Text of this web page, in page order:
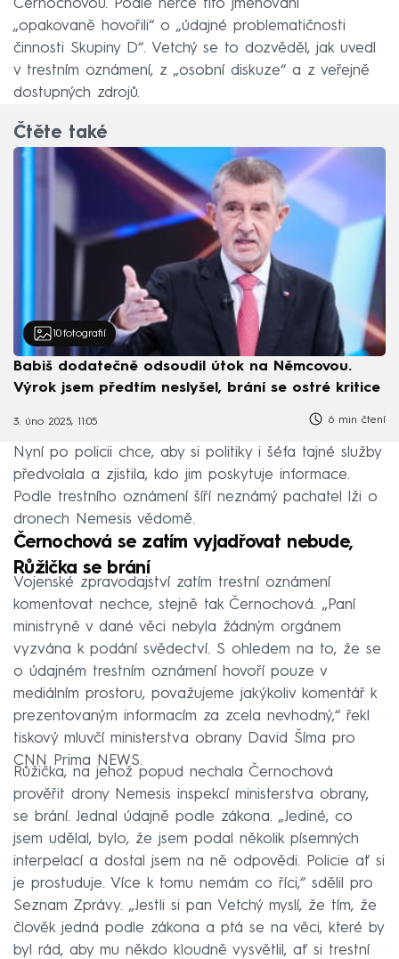
Černochovou. Podle herce tito jmenovaní
„opakovaně hovořili“ o „údajné problematičnosti
činnosti Skupiny D“. Vetchý se to dozvěděl, jak uvedl
v trestním oznámení, z „osobní diskuze“ a z veřejně
dostupných zdrojů.
Čtěte také
10 fotografií
Babiš dodatečně odsoudil útok na Němcovou.
Výrok jsem předtím neslyšel, brání se ostré kritice
3. úno 2025, 11:05 6 min čtení
Nyní po policii chce, aby si politiky i šéfa tajné služby
předvolala a zjistila, kdo jim poskytuje informace.
Podle trestního oznámení šíří neznámý pachatel lži o
dronech Nemesis vědomě.
Černochová se zatím vyjadřovat nebude,
Růžička se brání
Vojenské zpravodajství zatím trestní oznámení
komentovat nechce, stejně tak Černochová. „Paní
ministryně v dané věci nebyla žádným orgánem
vyzvána k podání svědectví. S ohledem na to, že se
o údajném trestním oznámení hovoří pouze v
mediálním prostoru, považujeme jakýkoliv komentář k
prezentovaným informacím za zcela nevhodný,“ řekl
tiskový mluvčí ministerstva obrany David Šíma pro
CNN Prima NEWS.
Růžička, na jehož popud nechala Černochová
prověřit drony Nemesis inspekcí ministerstva obrany,
se brání. Jednal údajně podle zákona. „Jediné, co
jsem udělal, bylo, že jsem podal několik písemných
interpelací a dostal jsem na ně odpovědi. Policie ať si
je prostuduje. Více k tomu nemám co říci,“ sdělil pro
Seznam Zprávy. „Jestli si pan Vetchý myslí, že tím, že
člověk jedná podle zákona a ptá se na věci, které by
byl rád, aby mu někdo kloudně vysvětlil, ať si trestní